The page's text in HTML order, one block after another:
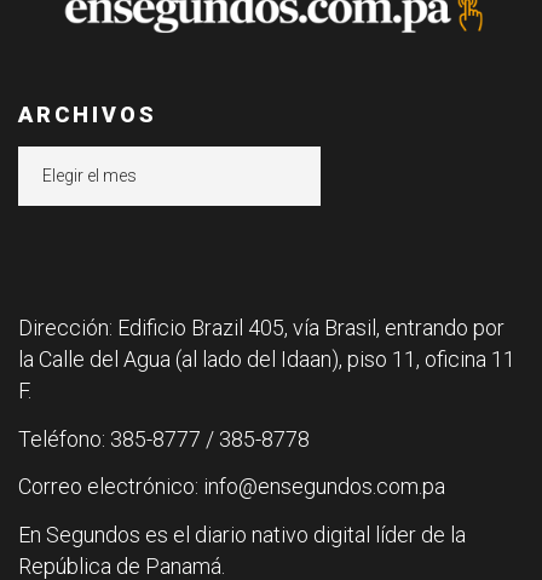
ARCHIVOS
Dirección: Edificio Brazil 405, vía Brasil, entrando por
la Calle del Agua (al lado del Idaan), piso 11, oficina 11
F.
Teléfono: 385-8777 / 385-8778
Correo electrónico: info@ensegundos.com.pa
En Segundos es el diario nativo digital líder de la
República de Panamá.